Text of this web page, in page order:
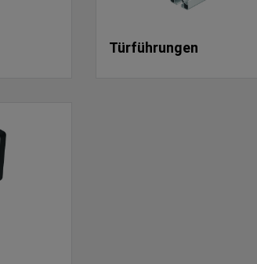
Türführungen